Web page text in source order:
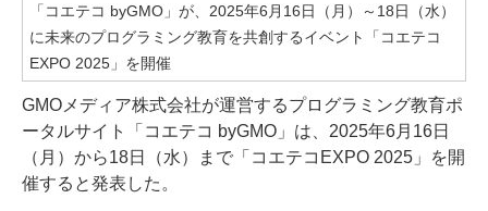
「コエテコ byGMO」が、2025年6月16日（月）～18日（水）
に未来のプログラミング教育を共創するイベント「コエテコ
EXPO 2025」を開催
GMOメディア株式会社が運営するプログラミング教育ポ
ータルサイト「コエテコ byGMO」は、2025年6月16日
（月）から18日（水）まで「コエテコEXPO 2025」を開
催すると発表した。